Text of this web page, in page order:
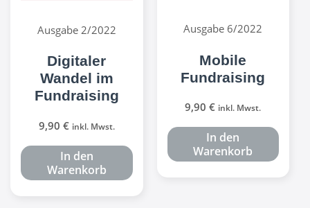
Ausgabe 2/2022
Digitaler
Wandel im
Fundraising
9,90 € inkl. Mwst.
In den
Warenkorb
Ausgabe 6/2022
Mobile
Fundraising
9,90€ inkl. Mwst.
In den
Warenkorb